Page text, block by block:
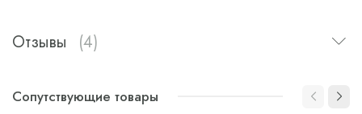
Отзывы (4)
Сопутствующие товары